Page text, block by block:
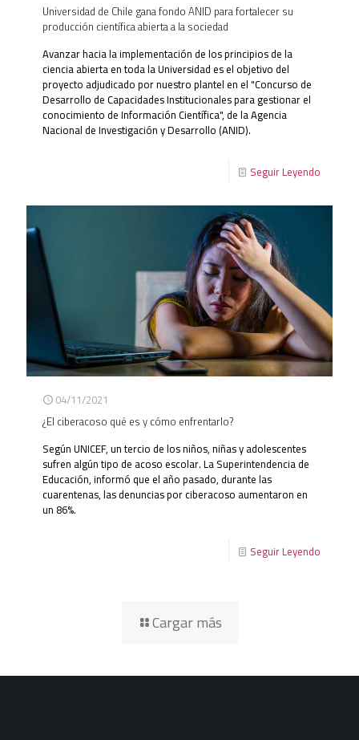
Universidad de Chile gana fondo ANID para fortalecer su
producción científica abierta a la sociedad
Avanzar hacia la implementación de los principios de la
ciencia abierta en toda la Universidad es el objetivo del
proyecto adjudicado por nuestro plantel en el "Concurso de
Desarrollo de Capacidades Institucionales para gestionar el
conocimiento de Información Científica", de la Agencia
Nacional de Investigación y Desarrollo (ANID).
Seguir Leyendo
04/11/2021
¿El ciberacoso qué es y cómo enfrentarlo?
Según UNICEF, un tercio de los niños, niñas y adolescentes
sufren algún tipo de acoso escolar. La Superintendencia de
Educación, informó que el año pasado, durante las
cuarentenas, las denuncias por ciberacoso aumentaron en
un 86%.
Seguir Leyendo
Cargar más